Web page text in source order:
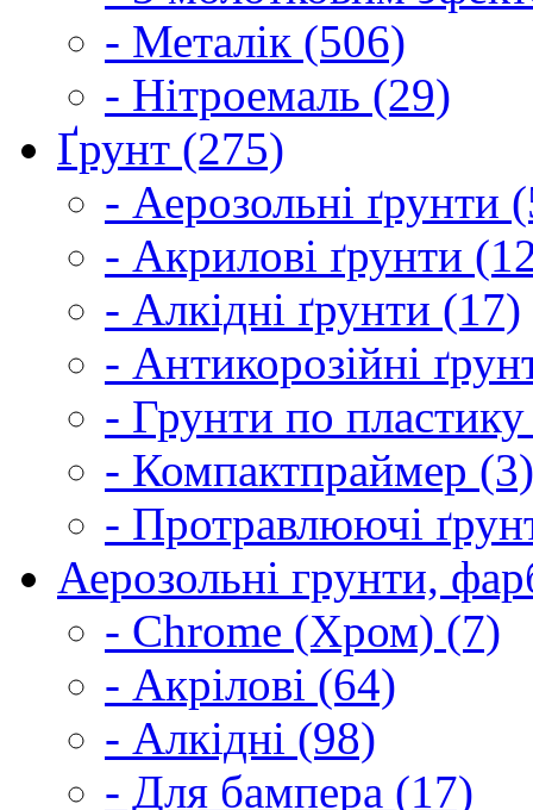
- Металік (506)
- Нітроемаль (29)
Ґрунт (275)
- Аерозольні ґрунти
- Акрилові ґрунти
- Алкідні ґрунти (17)
- Антикорозійні
- Грунти по
- Компактпраймер (3)
- Протравлюючі
Аерозольні грунти,
- Chrome (Хром) (7)
- Акрілові (64)
- Алкідні (98)
- Для бампера (17)